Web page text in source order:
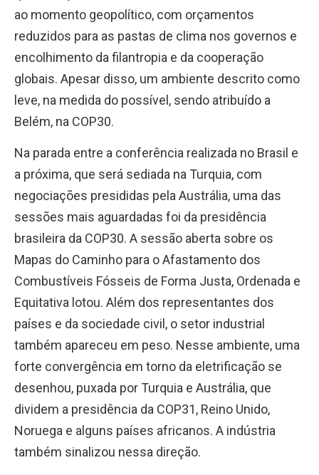
ao momento geopolítico, com orçamentos
reduzidos para as pastas de clima nos governos e
encolhimento da filantropia e da cooperação
globais. Apesar disso, um ambiente descrito como
leve, na medida do possível, sendo atribuído a
Belém, na COP30.
Na parada entre a conferência realizada no Brasil e
a próxima, que será sediada na Turquia, com
negociações presididas pela Austrália, uma das
sessões mais aguardadas foi da presidência
brasileira da COP30. A sessão aberta sobre os
Mapas do Caminho para o Afastamento dos
Combustíveis Fósseis de Forma Justa, Ordenada e
Equitativa lotou. Além dos representantes dos
países e da sociedade civil, o setor industrial
também apareceu em peso. Nesse ambiente, uma
forte convergência em torno da eletrificação se
desenhou, puxada por Turquia e Austrália, que
dividem a presidência da COP31, Reino Unido,
Noruega e alguns países africanos. A indústria
também sinalizou nessa direção.